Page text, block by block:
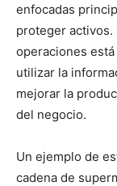
enfocadas
proteger activos.
operaciones
utilizar la
mejorar la
del negocio.
Un ejemplo de
cadena de